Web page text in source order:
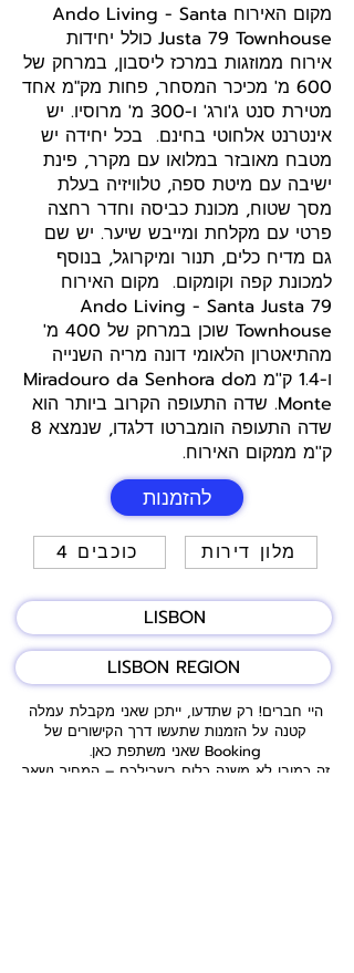
מקום האירוח Ando Living - Santa
Justa 79 Townhouse כולל יחידות
אירוח ממוזגות במרכז ליסבון, במרחק של
600 מ' מכיכר המסחר, פחות מק"מ אחד
מטירת סנט ג'ורג' ו-300 מ' מרוסיו. יש
אינטרנט אלחוטי בחינם. בכל יחידה יש
מטבח מאובזר במלואו עם מקרר, פינת
ישיבה עם מיטת ספה, טלוויזיה בעלת
מסך שטוח, מכונת כביסה וחדר רחצה
פרטי עם מקלחת ומייבש שיער. יש שם
גם מדיח כלים, תנור ומיקרוגל, בנוסף
למכונת קפה וקומקום. מקום האירוח
Ando Living - Santa Justa 79
Townhouse שוכן במרחק של 400 מ'
מהתיאטרון הלאומי דונה מריה השנייה
ו-1.4 ק''מ מMiradouro da Senhora do
Monte. שדה התעופה הקרוב ביותר הוא
שדה התעופה הומברטו דלגדו, שנמצא 8
ק''מ ממקום האירוח.
להזמנות
מלון דירות 4 כוכבים
LISBON
LISBON REGION
היי חברים! רק שתדעו, ייתכן שאני מקבלת עמלה
קטנה על הזמנות שתעשו דרך הקישורים של
Booking שאני משתפת כאן.
זה כמובן לא משנה כלום בשבילכם – המחיר נשאר